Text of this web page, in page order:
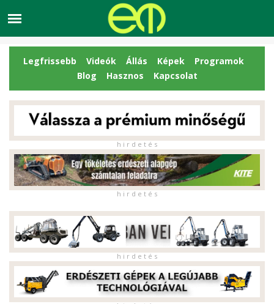
Legfrissebb Videók Állás Képek
Programok
Blog
Hasznos Kapcsolat
h i r d e t é s
h i r d e t é s
h i r d e t é s